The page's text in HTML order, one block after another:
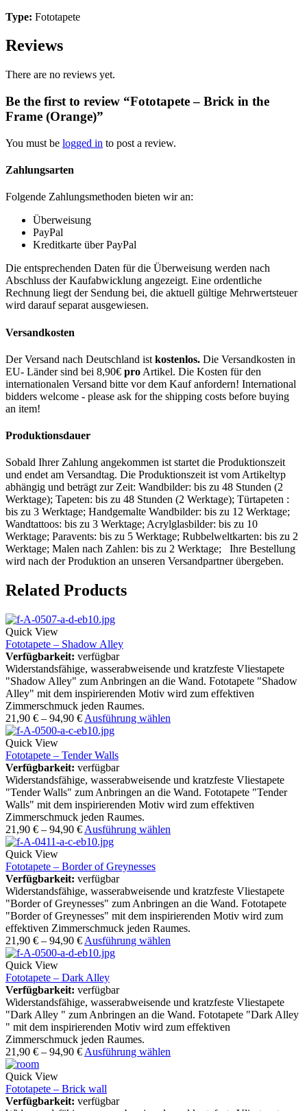
Type: Fototapete
Reviews
There are no reviews yet.
Be the first to review “Fototapete – Brick in the
Frame (Orange)”
You must be logged in to post a review.
Zahlungsarten
Folgende Zahlungsmethoden bieten wir an:
Überweisung
PayPal
Kreditkarte über PayPal
Die entsprechenden Daten für die Überweisung werden nach
Abschluss der Kaufabwicklung angezeigt. Eine ordentliche
Rechnung liegt der Sendung bei, die aktuell gültige Mehrwertsteuer
wird darauf separat ausgewiesen.
Versandkosten
Der Versand nach Deutschland ist kostenlos. Die Versandkosten in
EU- Länder sind bei 8,90€ pro Artikel. Die Kosten für den
internationalen Versand bitte vor dem Kauf anfordern! International
bidders welcome - please ask for the shipping costs before buying
an item!
Produktionsdauer
Sobald Ihrer Zahlung angekommen ist startet die Produktionszeit
und endet am Versandtag. Die Produktionszeit ist vom Artikeltyp
abhängig und beträgt zur Zeit: Wandbilder: bis zu 48 Stunden (2
Werktage); Tapeten: bis zu 48 Stunden (2 Werktage); Türtapeten :
bis zu 3 Werktage; Handgemalte Wandbilder: bis zu 12 Werktage;
Wandtattoos: bis zu 3 Werktage; Acrylglasbilder: bis zu 10
Werktage; Paravents: bis zu 5 Werktage; Rubbelweltkarten: bis zu 2
Werktage; Malen nach Zahlen: bis zu 2 Werktage; Ihre Bestellung
wird nach der Produktion an unseren Versandpartner übergeben.
Related Products
Quick View
Fototapete – Shadow Alley
Verfügbarkeit: verfügbar
Widerstandsfähige, wasserabweisende und kratzfeste Vliestapete
"Shadow Alley" zum Anbringen an die Wand. Fototapete "Shadow
Alley" mit dem inspirierenden Motiv wird zum effektiven
Zimmerschmuck jeden Raumes.
21,90 € – 94,90 € Ausführung wählen
Quick View
Fototapete – Tender Walls
Verfügbarkeit: verfügbar
Widerstandsfähige, wasserabweisende und kratzfeste Vliestapete
"Tender Walls" zum Anbringen an die Wand. Fototapete "Tender
Walls" mit dem inspirierenden Motiv wird zum effektiven
Zimmerschmuck jeden Raumes.
21,90 € – 94,90 € Ausführung wählen
Quick View
Fototapete – Border of Greynesses
Verfügbarkeit: verfügbar
Widerstandsfähige, wasserabweisende und kratzfeste Vliestapete
"Border of Greynesses" zum Anbringen an die Wand. Fototapete
"Border of Greynesses" mit dem inspirierenden Motiv wird zum
effektiven Zimmerschmuck jeden Raumes.
21,90 € – 94,90 € Ausführung wählen
Quick View
Fototapete – Dark Alley
Verfügbarkeit: verfügbar
Widerstandsfähige, wasserabweisende und kratzfeste Vliestapete
"Dark Alley " zum Anbringen an die Wand. Fototapete "Dark Alley
" mit dem inspirierenden Motiv wird zum effektiven
Zimmerschmuck jeden Raumes.
21,90 € – 94,90 € Ausführung wählen
Quick View
Fototapete – Brick wall
Verfügbarkeit: verfügbar